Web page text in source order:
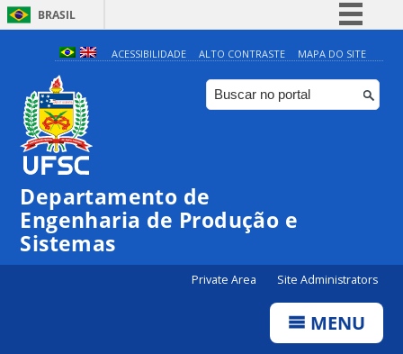
BRASIL
Simplifique!
Comunica BR
Participe
ACESSIBILIDADE ALTO CONTRASTE MAPA DO SITE
Departamento de
Engenharia de Produção e
Sistemas
Private Area Site Administrators
MENU